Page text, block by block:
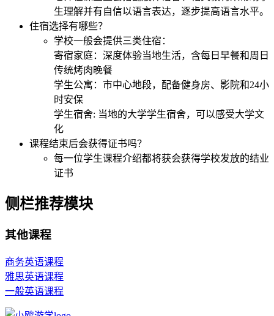
生理解并有自信以语言表达，逐步提高语言水平。
住宿选择有哪些？
学校一般会提供三类住宿：
寄宿家庭：深度体验当地生活，含每日早餐和周日
传统烤肉晚餐
学生公寓：市中心地段，配备健身房、影院和24小
时安保
学生宿舍: 当地的大学学生宿舍，可以感受大学文
化
课程结束后会获得证书吗？
每一位学生课程介绍都将获会获得学校发放的结业
证书
侧栏推荐模块
其他课程
商务英语课程
雅思英语课程
一般英语课程